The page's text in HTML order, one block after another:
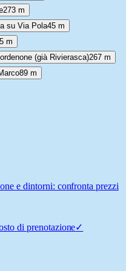
273 m
su Via Pola45 m
m
(già Rivierasca)267 m
89 m
e dintorni: confronta prezzi
di prenotazione✓